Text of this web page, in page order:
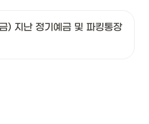
지난 정기예금 및 파킹통장